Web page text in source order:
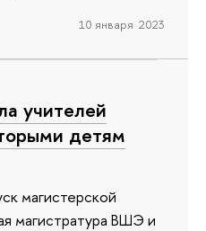
10 января 2023
учителей
детям
магистерской
магистратура ВШЭ и